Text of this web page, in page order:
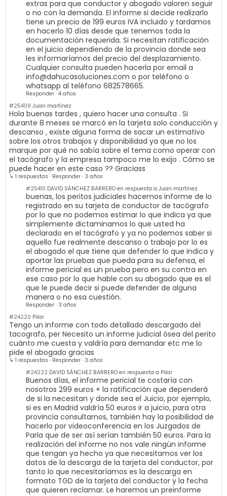
extras para que conductor y abogado valoren seguir
o no con la demanda. El informe si decide realizarlo
tiene un precio de 199 euros IVA incluido y tardamos
en hacerlo 10 días desde que tenemos toda la
documentación requerida. Si necesitan ratificación
en el juicio dependiendo de la provincia donde sea
les informaríamos del precio del desplazamiento.
Cualquier consulta pueden hacerla por email a
info@dahucasoluciones.com o por teléfono o
whatsapp al teléfono 682578665.
Responder · 4 años
#25409 Juan martinez
Hola buenas tardes , quiero hacer una consulta . Si
durante 8 meses se marcó en la tarjeta solo conducción y
descanso , existe alguna forma de sacar un estimativo
sobre los otros trabajos y disponibilidad ya que no los
marque por qué no sabía sobre el tema como operar con
el tacógrafo y la empresa tampoco me lo exijo . Cómo se
puede hacer en este caso ?? Graciass
↳ 1 respuestas · Responder · 3 años
#25410
DAVID SÁNCHEZ BARRERO en respuesta a Juan martinez
buenas, los peritos judiciales hacemos informe de lo
registrado en su tarjeta de conductor de tacógrafo
por lo que no podemos estimar lo que indica ya que
simplemente dictaminamos lo que usted ha
declarado en el tacógrafo y ya no podemos saber si
aquello fue realmente descanso o trabajo por lo es
el abogado el que tiene que defender lo que indica y
aportar las pruebas que pueda para su defensa, el
informe pericial es un prueba pero en su contra en
ese caso por lo que hable con su abogado que es el
que le puede decir si puede defender de alguna
manera o no esa cuestión.
Responder · 3 años
#24220 Pilar
Tengo un informe con todo detallado descargado del
tacografo, per Necesito un informe judicial ósea del perito
cuánto me cuesta y valdría para demandar etc me lo
pide el abogado gracias
↳ 1 respuestas · Responder · 3 años
#24222
DAVID SÁNCHEZ BARRERO en respuesta a Pilar
Buenos días, el informe pericial te costaría con
nosotros 299 euros + la ratificación que dependerá
de si la necesitan y donde sea el Juicio, por ejemplo,
si es en Madrid valdría 50 euros ir a juicio, para otra
provincia consultarnos, también hay la posibilidad de
hacerlo por videoconferencia en los Juzgados de
Parla que de ser así serían también 50 euros. Para la
realización del informe no nos vale ningún informe
que tengan ya hecho ya que necesitamos ver los
datos de la descarga de la tarjeta del conductor, por
tanto lo que necesitaríamos es la descarga en
formato TGD de la tarjeta del conductor y la fecha
que quieren reclamar. Le haremos un preinforme